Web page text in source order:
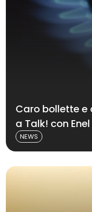
Caro bollette e
a Talk! con Enel
NEWS